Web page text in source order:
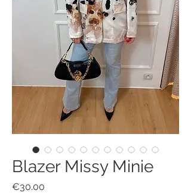
Blazer Missy Minie
€30.00